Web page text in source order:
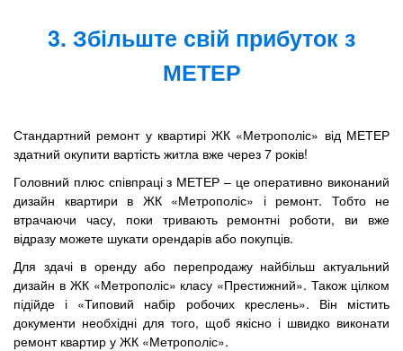
3. Збільште свій прибуток з
МЕТЕР
Стандартний ремонт у квартирі ЖК «Метрополіс» від МЕТЕР
здатний окупити вартість житла вже через 7 років!
Головний плюс співпраці з МЕТЕР – це оперативно виконаний
дизайн квартири в ЖК «Метрополіс» і ремонт. Тобто не
втрачаючи часу, поки тривають ремонтні роботи, ви вже
відразу можете шукати орендарів або покупців.
Для здачі в оренду або перепродажу найбільш актуальний
дизайн в ЖК «Метрополіс» класу «Престижний». Також цілком
підійде і «Типовий набір робочих креслень». Він містить
документи необхідні для того, щоб якісно і швидко виконати
ремонт квартир у ЖК «Метрополіс».